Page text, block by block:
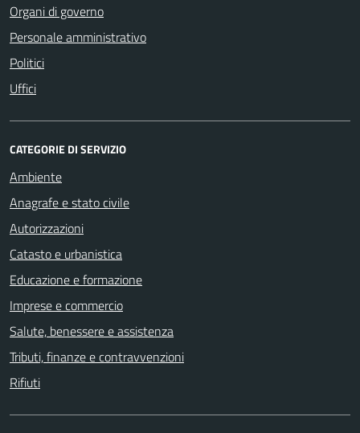
Organi di governo
Personale amministrativo
Politici
Uffici
CATEGORIE DI SERVIZIO
Ambiente
Anagrafe e stato civile
Autorizzazioni
Catasto e urbanistica
Educazione e formazione
Imprese e commercio
Salute, benessere e assistenza
Tributi, finanze e contravvenzioni
Rifiuti